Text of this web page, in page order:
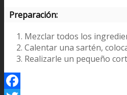
Preparación:
Mezclar todos los
Calentar una sartén,
Realizarle un pequeño